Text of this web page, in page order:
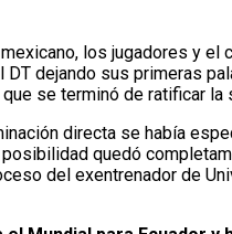
los jugadores y el
dejando sus primeras
se terminó de ratificar
directa se había
quedó
del exentrenador de